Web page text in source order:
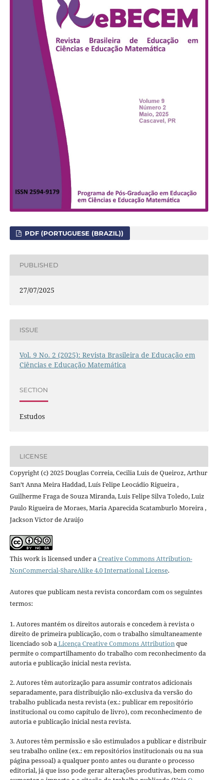
PDF (PORTUGUESE (BRAZIL))
PUBLISHED
27/07/2025
ISSUE
Vol. 9 No. 2 (2025): Revista Brasileira de Educação em
Ciências e Educação Matemática
SECTION
Estudos
LICENSE
Copyright (c) 2025 Douglas Correia, Cecilia Luis de Queiroz, Arthur
San’t Anna Meira Haddad, Luís Felipe Leocádio Rigueira ,
Guilherme Fraga de Souza Miranda, Luis Felipe Silva Toledo, Luiz
Paulo Rigueira de Moraes, Maria Aparecida Scatamburlo Moreira ,
Jackson Victor de Araújo
This work is licensed under aCreative Commons Attribution-
NonCommercial-ShareAlike 4.0 International License.
Autores que publicam nesta revista concordam com os seguintes
termos:
1. Autores mantém os direitos autorais e concedem à revista o
direito de primeira publicação, com o trabalho simultaneamente
licenciado sob aLicença Creative Commons Attributionque
permite o compartilhamento do trabalho com reconhecimento da
autoria e publicação inicial nesta revista.
2. Autores têm autorização para assumir contratos adicionais
separadamente, para distribuição não-exclusiva da versão do
trabalho publicada nesta revista (ex.: publicar em repositório
institucional ou como capítulo de livro), com reconhecimento de
autoria e publicação inicial nesta revista.
3. Autores têm permissão e são estimulados a publicar e distribuir
seu trabalho online (ex.: em repositórios institucionais ou na sua
página pessoal) a qualquer ponto antes ou durante o processo
editorial, já que isso pode gerar alterações produtivas, bem como